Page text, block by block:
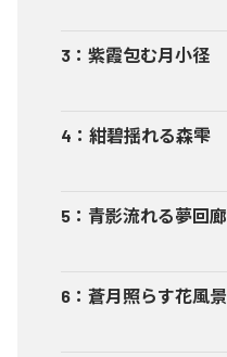
3 ： 紫霞包む月小径
4 ： 紺碧揺れる森雫
5 ： 青影流れる夢回廊
6 ： 蒼月照らす花風景